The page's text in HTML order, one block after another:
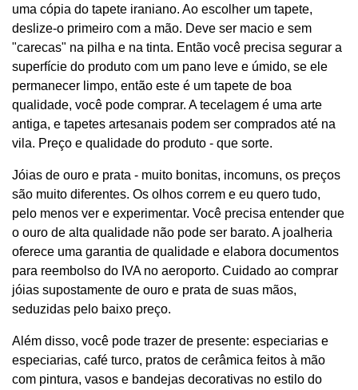
uma cópia do tapete iraniano. Ao escolher um tapete,
deslize-o primeiro com a mão. Deve ser macio e sem
"carecas" na pilha e na tinta. Então você precisa segurar a
superfície do produto com um pano leve e úmido, se ele
permanecer limpo, então este é um tapete de boa
qualidade, você pode comprar. A tecelagem é uma arte
antiga, e tapetes artesanais podem ser comprados até na
vila. Preço e qualidade do produto - que sorte.
Jóias de ouro e prata - muito bonitas, incomuns, os preços
são muito diferentes. Os olhos correm e eu quero tudo,
pelo menos ver e experimentar. Você precisa entender que
o ouro de alta qualidade não pode ser barato. A joalheria
oferece uma garantia de qualidade e elabora documentos
para reembolso do IVA no aeroporto. Cuidado ao comprar
jóias supostamente de ouro e prata de suas mãos,
seduzidas pelo baixo preço.
Além disso, você pode trazer de presente: especiarias e
especiarias, café turco, pratos de cerâmica feitos à mão
com pintura, vasos e bandejas decorativas no estilo do